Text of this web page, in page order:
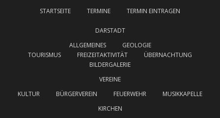
STARTSEITE TERMINE TERMIN EINTRAGEN
DARSTADT
ALLGEMEINES
GEOLOGIE
TOURISMUS
FREIZEITAKTIVITÄT
ÜBERNACHTUNG
BILDERGALERIE
VEREINE
KULTUR
BÜRGERVEREIN FEUERWEHR
MUSIKKAPELLE
KIRCHEN